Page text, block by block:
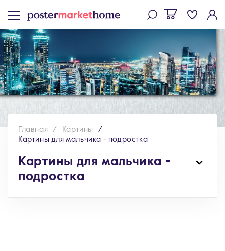
Главная
Картины
Картины для мальчика - подростка
Картины для мальчика -
подростка